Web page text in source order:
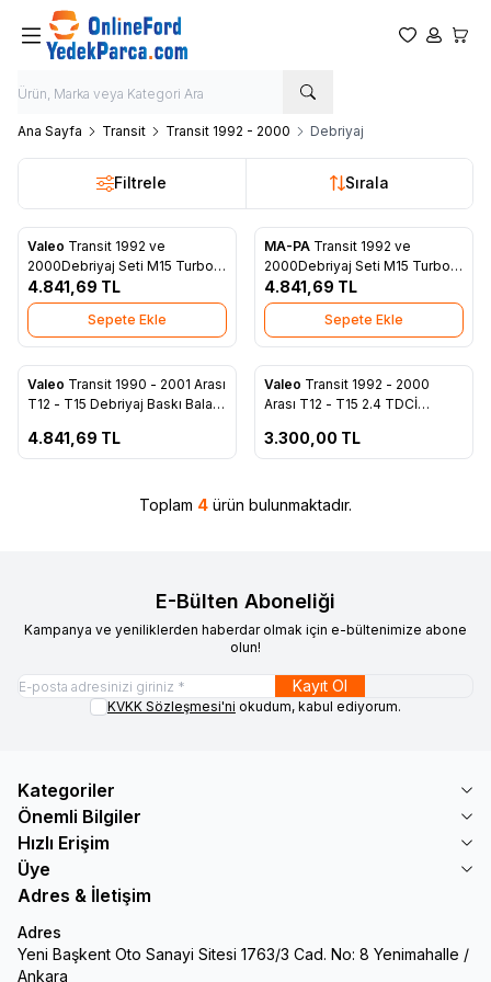
Favorilerim
Hesabım
Ana Sayfa Transit Transit 1992 - 2000 Debriyaj
Filtrele Sırala
Favorilere Ekle
Valeo Transit 1992 ve
2000Debriyaj Seti M15 Turbo
92VT 7L596 AA
4.841,69 TL
Sepete Ekle
Favorilere Ekle
MA-PA Transit 1992 ve
2000Debriyaj Seti M15 Turbo
92VT 7L596 AA
4.841,69 TL
Sepete Ekle
Favorilere Ekle
Valeo Transit 1990 - 2001 Arası
T12 - T15 Debriyaj Baskı Balata
4.841,69 TL
Favorilere Ekle
Tükendi
Valeo Transit 1992 - 2000
Arası T12 - T15 2.4 TDCİ
92VX 7L596 DA
3.300,00 TL
Toplam 4 ürün bulunmaktadır.
E-Bülten Aboneliği
Kampanya ve yeniliklerden haberdar olmak için e-bültenimize abone
olun!
Kayıt Ol
KVKK Sözleşmesi'ni okudum, kabul ediyorum.
Kategoriler
Önemli Bilgiler
Hızlı Erişim
Üye
Adres & İletişim
Adres
Yeni Başkent Oto Sanayi Sitesi 1763/3 Cad. No: 8 Yenimahalle /
Ankara